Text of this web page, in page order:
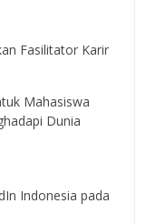
Fasilitator Karir
Mahasiswa
Dunia
Indonesia pada